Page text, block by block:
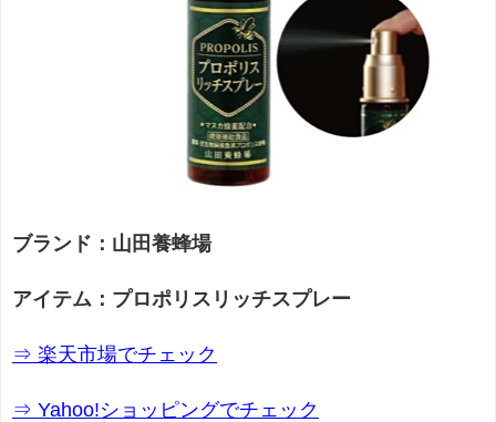
ブランド：山田養蜂場
アイテム：プロポリスリッチスプレー
⇒ 楽天市場でチェック
⇒ Yahoo!ショッピングでチェック